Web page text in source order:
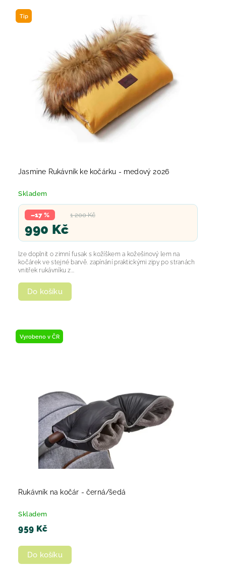
Tip
Jasmine Rukávník ke kočárku - medový 2026
Skladem
1 200 Kč
–17 %
990 Kč
Do košíku
lze doplnit o zimní fusak s kožíškem a kožešinový lem na
kočárek ve stejné barvě. zapínání praktickými zipy po stranách
vnitřek rukávníku z...
Vyrobeno v ČR
Rukávník na kočár - černá/šedá
Skladem
959 Kč
Do košíku